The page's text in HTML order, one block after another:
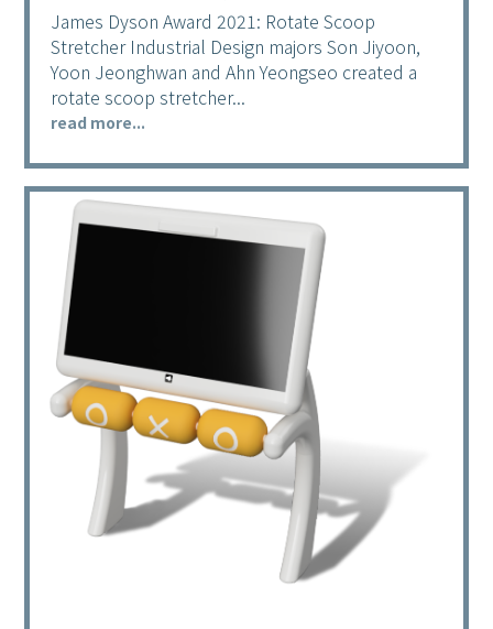
James Dyson Award 2021: Rotate Scoop
Stretcher Industrial Design majors Son Jiyoon,
Yoon Jeonghwan and Ahn Yeongseo created a
rotate scoop stretcher...
read more...